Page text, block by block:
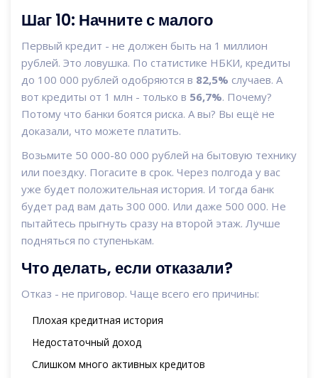
Шаг 10: Начните с малого
Первый кредит - не должен быть на 1 миллион
рублей. Это ловушка. По статистике НБКИ, кредиты
до 100 000 рублей одобряются в 82,5% случаев. А
вот кредиты от 1 млн - только в 56,7%. Почему?
Потому что банки боятся риска. А вы? Вы ещё не
доказали, что можете платить.
Возьмите 50 000-80 000 рублей на бытовую технику
или поездку. Погасите в срок. Через полгода у вас
уже будет положительная история. И тогда банк
будет рад вам дать 300 000. Или даже 500 000. Не
пытайтесь прыгнуть сразу на второй этаж. Лучше
подняться по ступенькам.
Что делать, если отказали?
Отказ - не приговор. Чаще всего его причины:
Плохая кредитная история
Недостаточный доход
Слишком много активных кредитов